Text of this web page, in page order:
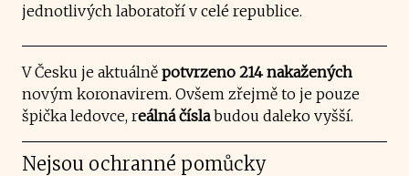
jednotlivých laboratoří v celé republice.
V Česku je aktuálně potvrzeno 214 nakažených
novým koronavirem. Ovšem zřejmě to je pouze
špička ledovce, reálná číslabudou daleko vyšší.
Nejsou ochranné pomůcky